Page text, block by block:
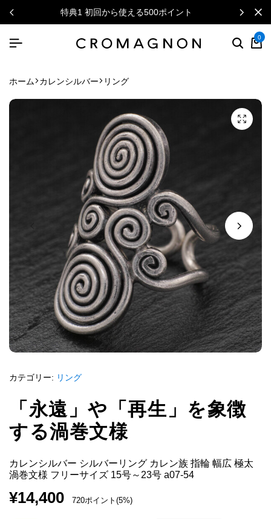
特典1 初回から使える500ポイント
0
ホーム カレンシルバー リング
カテゴリー: リング
「永遠」や「再生」を象徴
する渦巻文様
カレンシルバー シルバーリング カレン族 指輪 幅広 極太
渦巻文様 フリーサイズ 15号～23号 a07-54
¥14,400 720ポイント(5%)